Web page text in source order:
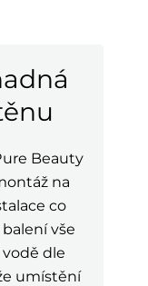
Beauty
na
co
vše
dle
umístění